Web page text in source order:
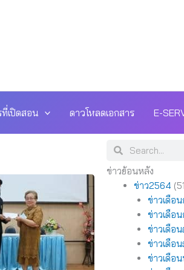
เปิดสอน ดาวโหลดเอกสาร E-
SearchSearch
ข่าวย้อนหลัง
ข่าว2564
ข่าวเดือ
ข่าวเดือ
ข่าวเดือ
ข่าวเดือ
ข่าวเดือ